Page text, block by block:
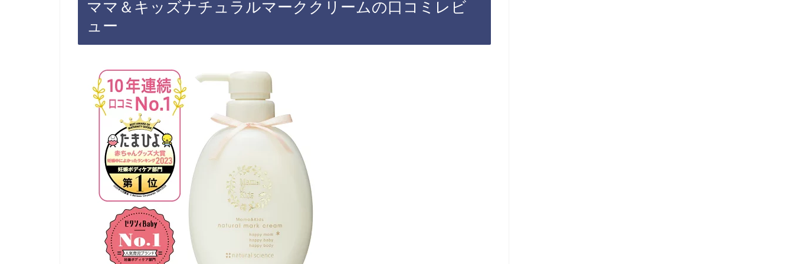
ママ＆キッズナチュラルマーククリームの口コミレビ
ュー